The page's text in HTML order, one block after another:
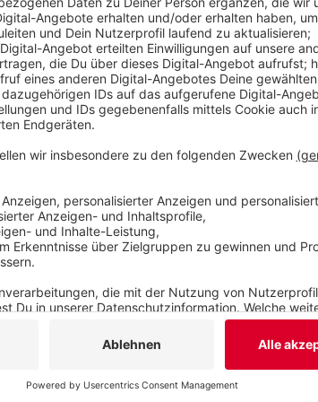
Veröffentlicht:Montag, 28.04.2025 10:58
Anzeige